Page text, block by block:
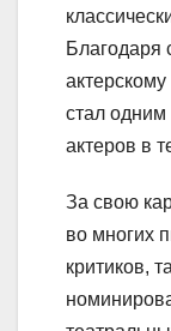
Благодаря
стал
актеров в
За свою
во многих
критиков,